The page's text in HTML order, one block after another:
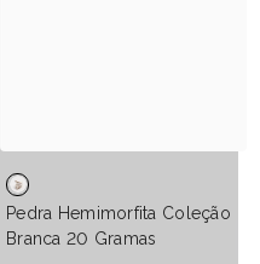
Pedra Hemimorfita Coleção
Branca 20 Gramas